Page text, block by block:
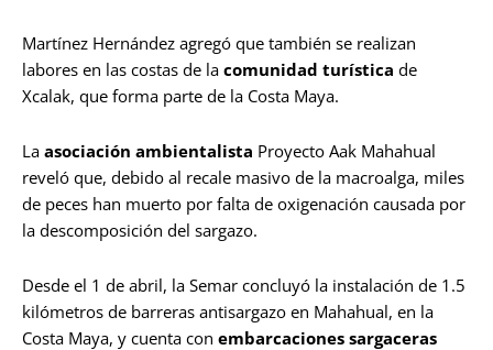
Martínez Hernández agregó que también se realizan
labores en las costas de la comunidad turística de
Xcalak, que forma parte de la Costa Maya.
La asociación ambientalista Proyecto Aak Mahahual
reveló que, debido al recale masivo de la macroalga, miles
de peces han muerto por falta de oxigenación causada por
la descomposición del sargazo.
Desde el 1 de abril, la Semar concluyó la instalación de 1.5
kilómetros de barreras antisargazo en Mahahual, en la
Costa Maya, y cuenta con embarcaciones sargaceras